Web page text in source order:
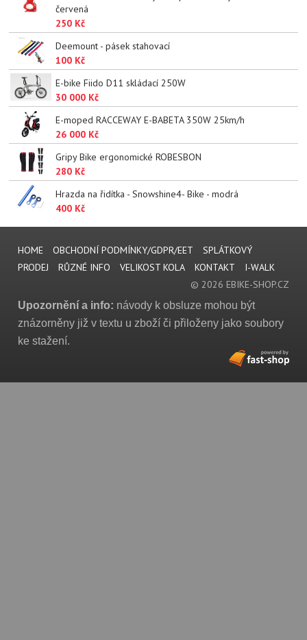
červená
250 Kč
Deemount - pásek stahovací
100 Kč
E-bike Fiido D11 skládací 250W
30 000 Kč
E-moped RACCEWAY E-BABETA 350W 25km/h
26 000 Kč
Gripy Bike ergonomické ROBESBON
280 Kč
Hrazda na řidítka - Snowshine4- Bike - modrá
400 Kč
HOME OBCHODNÍ PODMÍNKY/GDPR/EET
SPLÁTKOVÝ
PRODEJ
RŮZNÉ INFO VELIKOST KOLA KONTAKT
I-WALK
© 2026 EBIKE-SHOP.CZ
Upozornění a info: návody k obsluze mohou být
znázorněny již v textu u zboží či přiloženy jako soubory
ke stažení.